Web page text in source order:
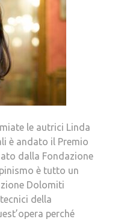
le autrici Linda
è andato il Premio
dalla Fondazione
è tutto un
Dolomiti
della
perché